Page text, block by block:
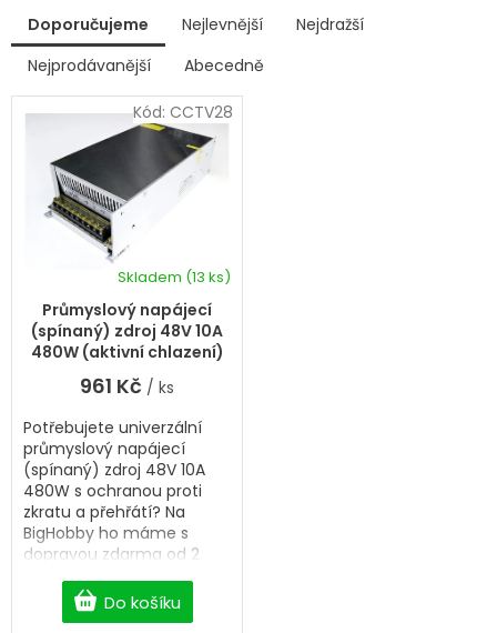
a
Doporučujeme Nejlevnější
Nejdražší
Nejprodávanější
Abecedně
ý
i
Průmyslový napájecí
(spínaný) zdroj 48V 10A
480W (aktivní chlazení)
hodnocení
produktu
je
hvězdiček.
Skladem (13 ks)
961 Kč / ks
Do košíku
Potřebujete univerzální
průmyslový napájecí
(spínaný) zdroj 48V 10A
480W s ochranou proti
zkratu a přehřátí? Na
BigHobby ho máme s
dopravou zdarma od 2
Kód: CCTV28